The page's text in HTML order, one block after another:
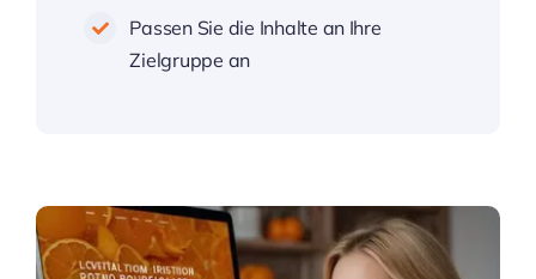
Passen Sie die Inhalte an Ihre
Zielgruppe an